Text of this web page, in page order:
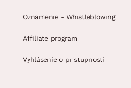
Oznamenie - Whistleblowing
Affiliate program
Vyhlásenie o prístupnosti